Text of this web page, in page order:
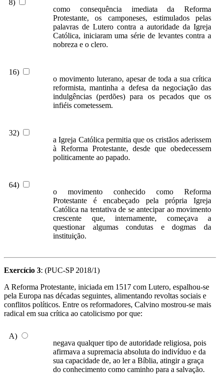
8)
como consequência imediata da Reforma
Protestante, os camponeses, estimulados pelas
palavras de Lutero contra a autoridade da Igreja
Católica, iniciaram uma série de levantes contra a
nobreza e o clero.
16)
o movimento luterano, apesar de toda a sua crítica
reformista, mantinha a defesa da negociação das
indulgências (perdões) para os pecados que os
infiéis cometessem.
32)
a Igreja Católica permitia que os cristãos aderissem
à Reforma Protestante, desde que obedecessem
politicamente ao papado.
64)
o movimento conhecido como Reforma
Protestante é encabeçado pela própria Igreja
Católica na tentativa de se antecipar ao movimento
crescente que, internamente, começava a
questionar algumas condutas e dogmas da
instituição.
Exercício 3: (PUC-SP 2018/1)
A Reforma Protestante, iniciada em 1517 com Lutero, espalhou-se
pela Europa nas décadas seguintes, alimentando revoltas sociais e
conflitos políticos. Entre os reformadores, Calvino mostrou-se mais
radical em sua crítica ao catolicismo por que:
A)
negava qualquer tipo de autoridade religiosa, pois
afirmava a supremacia absoluta do indivíduo e da
sua capacidade de, ao ler a Bíblia, atingir a graça
do conhecimento como caminho para a salvação.